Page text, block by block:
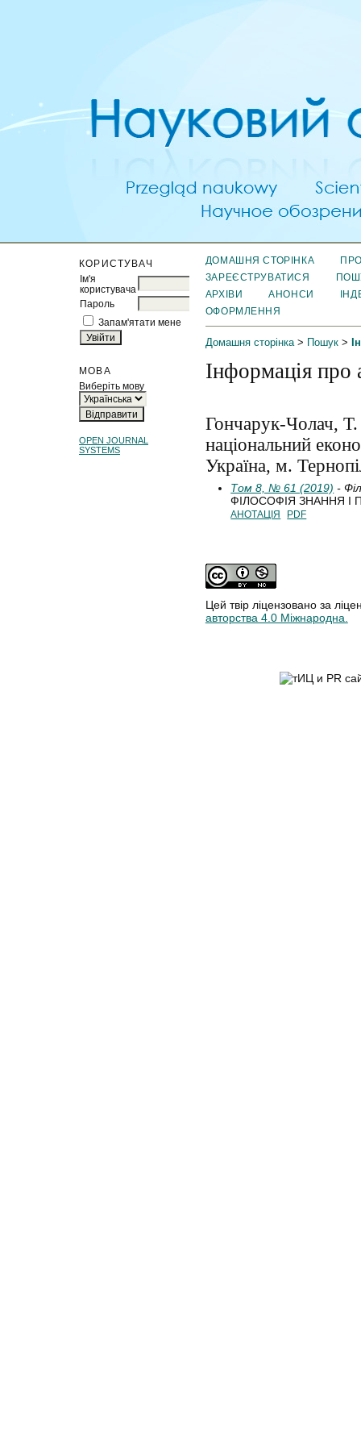
КОРИСТУВАЧ
Ім'я
користувача
Пароль
Запам'ятати мене
МОВА
Виберіть мову
OPEN JOURNAL
SYSTEMS
ДОМАШНЯ СТОРІНКА
ЗАРЕЄСТРУВАТИСЯ
АРХІВИ
АНОНСИ
ОФОРМЛЕННЯ
Домашня сторінка> Пошук>
Інформація про
Гончарук-Чолач,
національний
Україна, м.
Том 8, № 61 (2019) -
ФІЛОСОФІЯ ЗНАННЯ І
АНОТАЦІЯ PDF
Цей твір ліцензовано за
авторства 4.0 Міжнародна.